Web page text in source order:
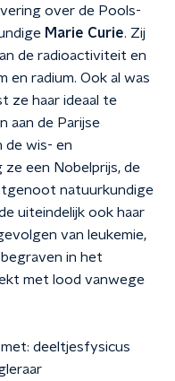
over de Pools-
Marie Curie. Zij
de radioactiviteit en
en radium. Ook al was
ze haar ideaal te
aan de Parijse
de wis- en
een Nobelprijs, de
natuurkundige
uiteindelijk ook haar
van leukemie,
in het
met lood vanwege
deeltjesfysicus